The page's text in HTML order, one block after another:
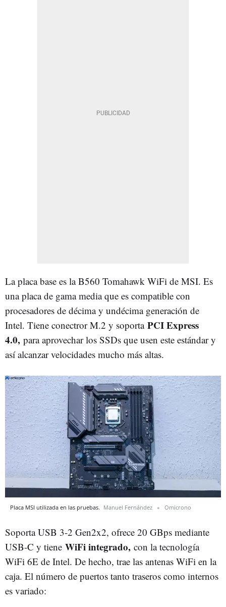
La placa base es la B560 Tomahawk WiFi de MSI. Es
una placa de gama media que es compatible con
procesadores de décima y undécima generación de
Intel. Tiene conectror M.2 y soporta PCI Express
4.0, para aprovechar los SSDs que usen este estándar y
así alcanzar velocidades mucho más altas.
Placa MSI utilizada en las pruebas. Manuel Fernández Omicrono
Soporta USB 3-2 Gen2x2, ofrece 20 GBps mediante
USB-C y tiene WiFi integrado, con la tecnología
WiFi 6E de Intel. De hecho, trae las antenas WiFi en la
caja. El número de puertos tanto traseros como internos
es variado: